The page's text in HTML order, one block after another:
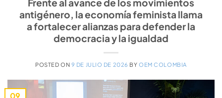
Frente al avance de los movimientos
antigénero, la economía feminista llama
a fortalecer alianzas para defender la
democracia y la igualdad
POSTED ON 9 DE JULIO DE 2026 BYOEM COLOMBIA
09